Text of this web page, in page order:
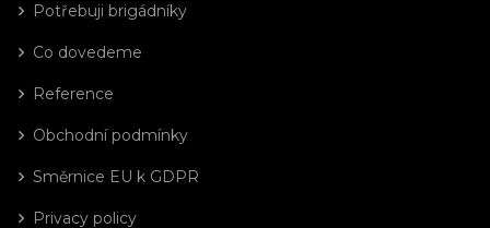
Potřebuji brigádníky
Co dovedeme
Reference
Obchodní podmínky
Směrnice EU k GDPR
Privacy policy